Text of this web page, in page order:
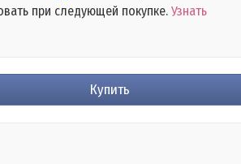
при следующей покупке. Узнать
Купить